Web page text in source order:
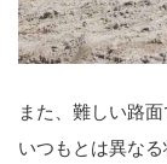
また、難しい路
いつもとは異な